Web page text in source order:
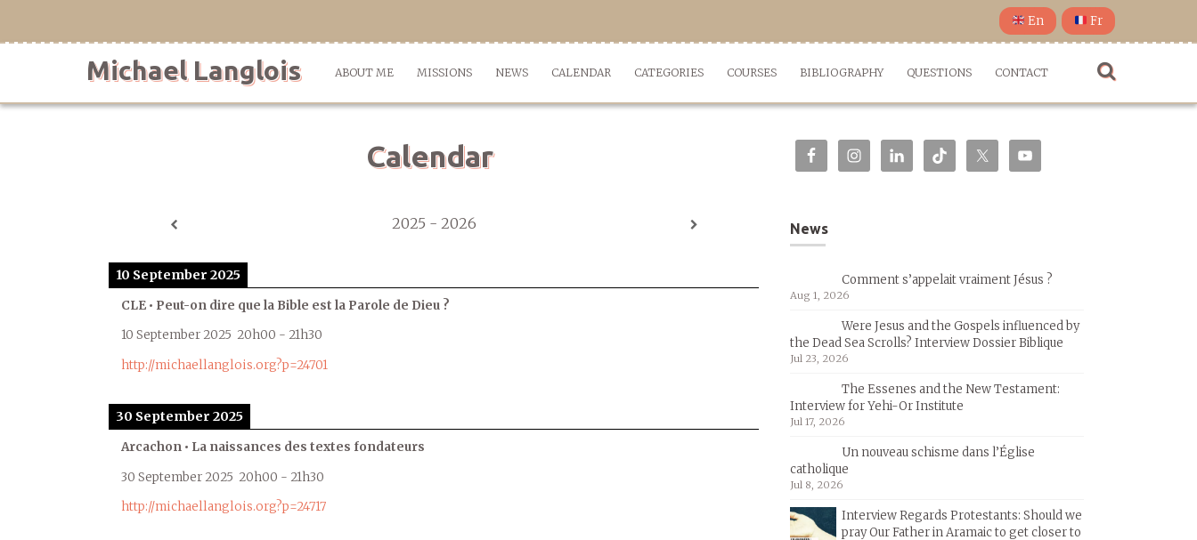
En Fr
Michael Langlois ABOUT ME MISSIONS NEWS CALENDAR CATEGORIES COURSES BIBLIOGRAPHY QUESTIONS CONTACT
Calendar
2025 - 2026
10 September 2025
CLE • Peut-on dire que la Bible est la Parole de Dieu ?
10 September 2025 20h00 - 21h30
http://michaellanglois.org?p=24701
30 September 2025
Arcachon • La naissances des textes fondateurs
30 September 2025 20h00 - 21h30
http://michaellanglois.org?p=24717
News
Comment s’appelait vraiment Jésus ?
Aug 1, 2026
Were Jesus and the Gospels influenced by
the Dead Sea Scrolls? Interview Dossier Biblique
Jul 23, 2026
The Essenes and the New Testament:
Interview for Yehi-Or Institute
Jul 17, 2026
Un nouveau schisme dans l’Église
catholique
Jul 8, 2026
Interview Regards Protestants: Should we
pray Our Father in Aramaic to get closer to